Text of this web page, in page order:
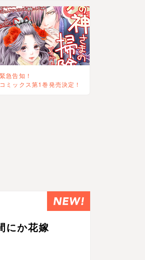
緊急告知！
コミックス第1巻発売決定！
にか花嫁